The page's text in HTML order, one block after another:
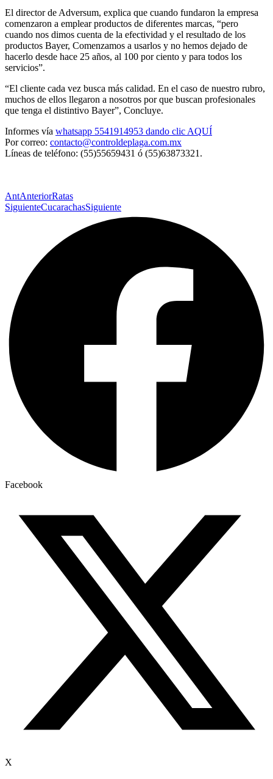
El director de Adversum, explica que cuando fundaron la empresa
comenzaron a emplear productos de diferentes marcas, “pero
cuando nos dimos cuenta de la efectividad y el resultado de los
productos Bayer, Comenzamos a usarlos y no hemos dejado de
hacerlo desde hace 25 años, al 100 por ciento y para todos los
servicios”.
“El cliente cada vez busca más calidad. En el caso de nuestro rubro,
muchos de ellos llegaron a nosotros por que buscan profesionales
que tenga el distintivo Bayer”, Concluye.
Informes vía whatsapp 5541914953 dando clic AQUÍ
Por correo: contacto@controldeplaga.com.mx
Líneas de teléfono: (55)55659431 ó (55)63873321.
AntAnteriorRatas
SiguienteCucarachasSiguiente
Facebook
X